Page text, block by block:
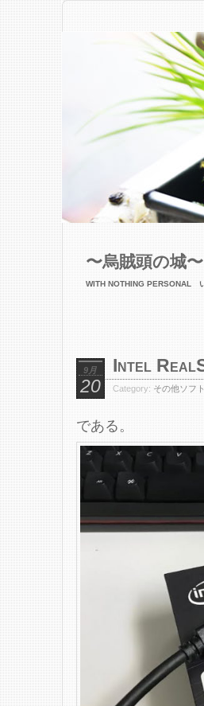
〜烏賊頭の城〜
WITH NOTHING PERSONAL
9月
20
Intel
Category: その他ソフト
である。